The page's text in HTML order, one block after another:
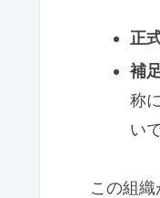
正
補
称
い
この組